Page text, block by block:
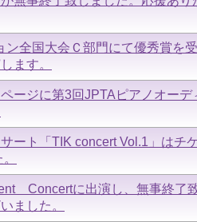
全国大会Ｃ部門にて優秀賞を
ます。
ージに第3回JPTAピアノオーデ
ート「TIK concert Vol.1」はチ
Concertに出演し、無事終了致
ました。